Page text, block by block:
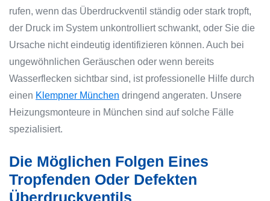
rufen, wenn das Überdruckventil ständig oder stark tropft,
der Druck im System unkontrolliert schwankt, oder Sie die
Ursache nicht eindeutig identifizieren können. Auch bei
ungewöhnlichen Geräuschen oder wenn bereits
Wasserflecken sichtbar sind, ist professionelle Hilfe durch
einen Klempner München dringend angeraten. Unsere
Heizungsmonteure in München sind auf solche Fälle
spezialisiert.
Die Möglichen Folgen Eines
Tropfenden Oder Defekten
Überdruckventils